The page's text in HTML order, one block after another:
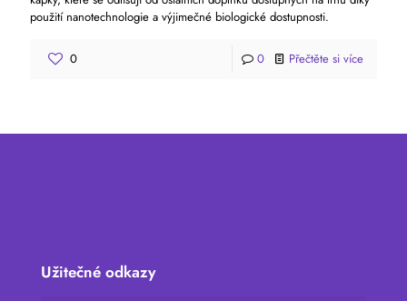
použití nanotechnologie a výjimečné biologické dostupnosti.
0 0 Přečtěte si více
Užitečné odkazy